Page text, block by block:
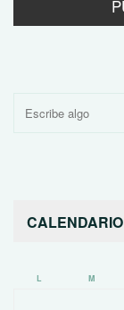
Buscar
CALENDARIO
L M